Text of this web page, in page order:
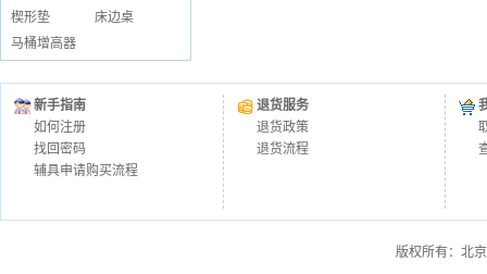
楔形垫
床边桌
马桶增高器
新手指南
如何注册
找回密码
辅具申请购买流程
退货服务
退货政策
退货流程
版权所有：北